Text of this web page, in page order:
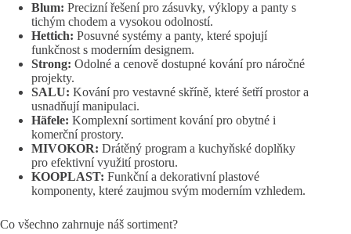
Blum: Precizní řešení pro zásuvky, výklopy a panty s
tichým chodem a vysokou odolností.
Hettich: Posuvné systémy a panty, které spojují
funkčnost s moderním designem.
Strong: Odolné a cenově dostupné kování pro náročné
projekty.
SALU: Kování pro vestavné skříně, které šetří prostor a
usnadňují manipulaci.
Häfele: Komplexní sortiment kování pro obytné i
komerční prostory.
MIVOKOR: Drátěný program a kuchyňské doplňky
pro efektivní využití prostoru.
KOOPLAST: Funkční a dekorativní plastové
komponenty, které zaujmou svým moderním vzhledem.
Co všechno zahrnuje náš sortiment?